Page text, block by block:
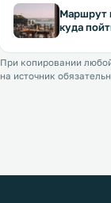
Маршрут
куда
При копировании
на источник